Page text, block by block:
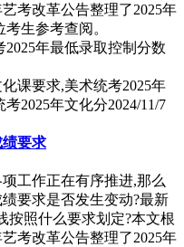
考改革公告整理了2025年
生参考查阅。
课要求,美术统考2025年
2025年文化分2024/11/7
绩要求
工作正在有序推进,那么
要求是否发生变动?最新
按照什么要求划定?本文根
考改革公告整理了2025年